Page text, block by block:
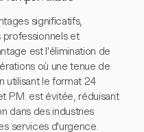
significatifs,
et
est l'élimination de
où une tenue de
utilisant le format 24
P.M. est évitée, réduisant
dans des industries
services d'urgence.